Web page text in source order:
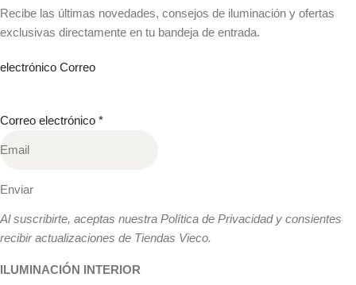
Recibe las últimas novedades, consejos de iluminación y ofertas
exclusivas directamente en tu bandeja de entrada.
electrónico Correo
Correo electrónico *
Enviar
Al suscribirte, aceptas nuestra Política de Privacidad y consientes
recibir actualizaciones de Tiendas Vieco.
ILUMINACIÓN INTERIOR